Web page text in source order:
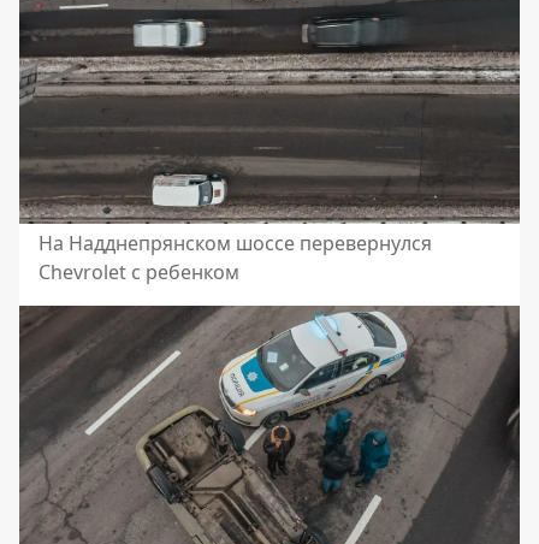
На Надднепрянском шоссе перевернулся
Chevrolet с ребенком